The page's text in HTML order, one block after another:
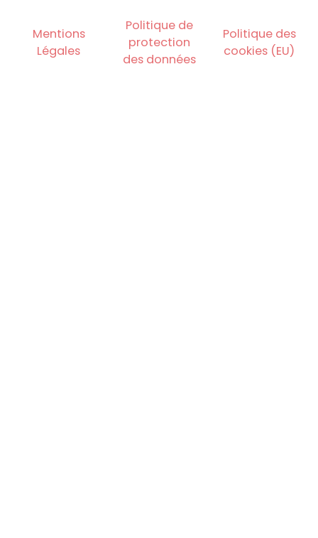
Mentions
Légales
Politique de
protection
des données
Politique des
cookies (EU)